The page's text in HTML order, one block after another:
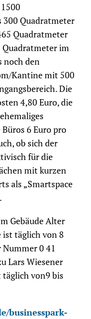
300 Quadratmeter
Quadratmeter
Quadratmeter im
noch den
Kantine mit 500
Die
4,80 Euro, die
6 Euro pro
ob sich der
für die
mit kurzen
als „Smartspace
Gebäude Alter
ist täglich von 8
0 41
Lars Wiesener
täglich von9 bis
businesspark-